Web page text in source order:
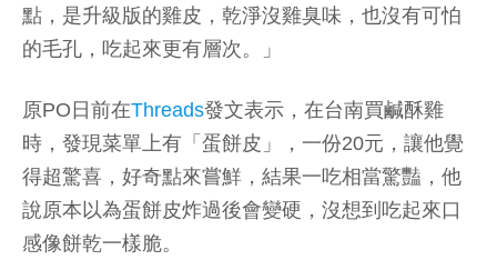
點，是升級版的雞皮，乾淨沒雞臭味，也沒有可怕
的毛孔，吃起來更有層次。」
原PO日前在Threads發文表示，在台南買鹹酥雞
時，發現菜單上有「蛋餅皮」，一份20元，讓他覺
得超驚喜，好奇點來嘗鮮，結果一吃相當驚豔，他
說原本以為蛋餅皮炸過後會變硬，沒想到吃起來口
感像餅乾一樣脆。